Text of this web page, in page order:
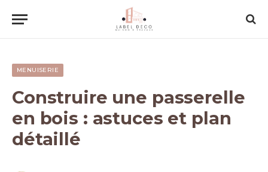
MENUISERIE
Construire une passerelle
en bois : astuces et plan
détaillé